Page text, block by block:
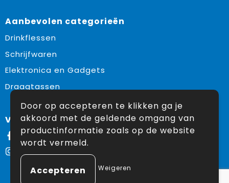
Aanbevolen categorieën
Drinkflessen
Schrijfwaren
Elektronica en Gadgets
Draagtassen
Volg ons op:
Facebook
Instagram
Door op accepteren te klikken ga je
akkoord met de geldende omgang van
productinformatie zoals op de website
wordt vermeld.
Weigeren